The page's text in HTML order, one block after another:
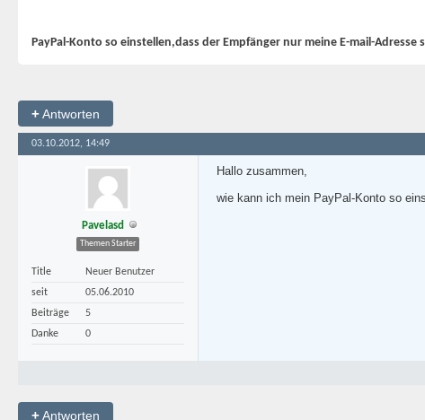
PayPal-Konto so einstellen,dass der Empfänger nur meine E-mail-Adresse
+Antworten
03.10.2012, 14:49
Pavelasd
Themen Starter
Title
Neuer Benutzer
seit
05.06.2010
Beiträge
5
Danke
0
Hallo zusammen,
wie kann ich mein PayPal-Konto so
+Antworten